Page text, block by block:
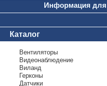
Информация для
Каталог
Вентиляторы
Видеонаблюдение
Виланд
Герконы
Датчики